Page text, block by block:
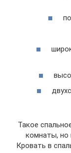
Такое
комнаты, но
Кровать в